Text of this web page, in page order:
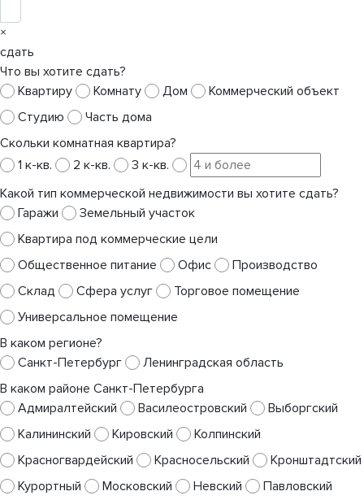
×
сдать
Что вы хотите сдать?
Квартиру
Комнату Дом
Коммерческий объект
Студию
Часть дома
Скольки комнатная квартира?
1 к-кв.
2 к-кв.
3 к-кв.
Какой тип коммерческой недвижимости вы хотите сдать?
Гаражи
Земельный участок
Квартира под коммерческие цели
Общественное питание
Офис
Производство
Склад
Сфера услуг
Торговое помещение
Универсальное помещение
В каком регионе?
Санкт-Петербург
Ленинградская область
В каком районе Санкт-Петербурга
Адмиралтейский
Василеостровский
Выборгский
Калининский
Кировский
Колпинский
Красногвардейский
Красносельский
Кронштадтский
Курортный
Московский Невский
Павловский